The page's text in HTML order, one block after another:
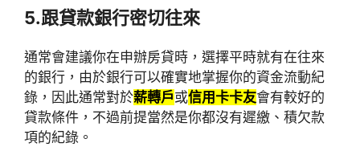
5.跟貸款銀行密切往來
通常會建議你在申辦房貸時，選擇平時就有在往來
的銀行，由於銀行可以確實地掌握你的資金流動紀
錄，因此通常對於薪轉戶或信用卡卡友會有較好的
貸款條件，不過前提當然是你都沒有遲繳、積欠款
項的紀錄。